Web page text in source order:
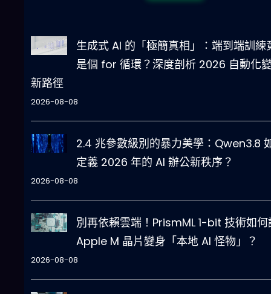
生成式 AI 的「極簡真相」：端到端訓練
是個 for 循環？深度剖析 2026 自動化
新路徑
2026-08-08
2.4 兆參數級別的暴力美學：Qwen3.8
定義 2026 年的 AI 辦公新秩序？
2026-08-08
別再依賴雲端！PrismML 1-bit 技術如何
Apple M 晶片變身「本地 AI 怪物」？
2026-08-08